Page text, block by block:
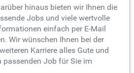
hinaus bieten wir Ihnen die
Jobs und viele wertvolle
einfach per E-Mail
Wir wünschen Ihnen bei der
Karriere alles Gute und
passenden Job für Sie im